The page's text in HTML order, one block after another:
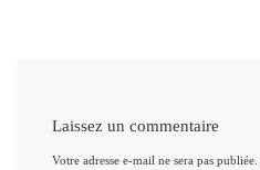
Laissez un commentaire
Votre adresse e-mail ne sera pas publiée.